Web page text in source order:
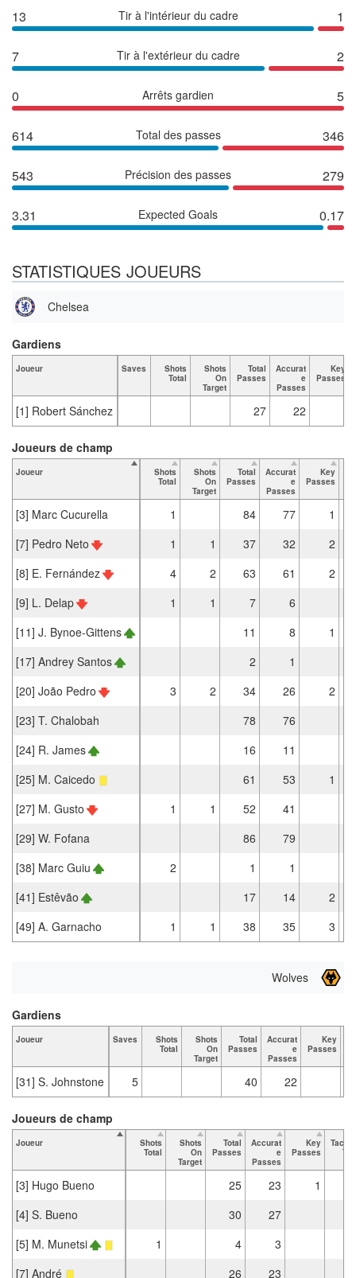
13 Tir à l'intérieur du cadre 1
7 Tir à l'extérieur du cadre 2
0 Arrêts gardien 5
614 Total des passes 346
543 Précision des passes 279
3.31 Expected Goals 0.17
STATISTIQUES JOUEURS
Chelsea
Joueur Saves
Shots
Total
Shots
On
Target
Total
Passes
Accurat
e
Passes
Key
Passes
[1] Robert Sánchez 27 22
Gardiens
Joueur
Shots
Total
Shots
On
Target
Total
Passes
Accurat
e
Passes
Key
Passes
[3] Marc Cucurella 1 84 77
1
[7] Pedro Neto
1 1 37 32
2
[8] E. Fernández
4 2 63 61
2
[9] L. Delap
1 1 7
6
[11] J. Bynoe-Gittens
11 8
1
[17] Andrey Santos
2
1
[20] João Pedro
3 2 34 26
2
[23] T. Chalobah
78
76
[24] R. James
16
11
[25] M. Caicedo
61 53
1
[27] M. Gusto
1 1 52
41
[29] W. Fofana
86
79
[38] Marc Guiu
2 1
1
[41] Estêvão
17 14
2
[49] A. Garnacho
1 1 38 35 3
Joueurs de champ
Wolves
Joueur Saves
Shots
Total
Shots
On
Target
Total
Passes
Accurat
e
Passes
Key
Passes
[31] S. Johnstone 5 40 22
Gardiens
Joueur
Shots
Total
Shots
On
Target
Total
Passes
Accurat
e
Passes
Key
Passes
[3] Hugo Bueno 25 23 1
[4] S. Bueno
30 27
[5] M. Munetsi
1 4 3
[7] André
26 23
Joueurs de champ